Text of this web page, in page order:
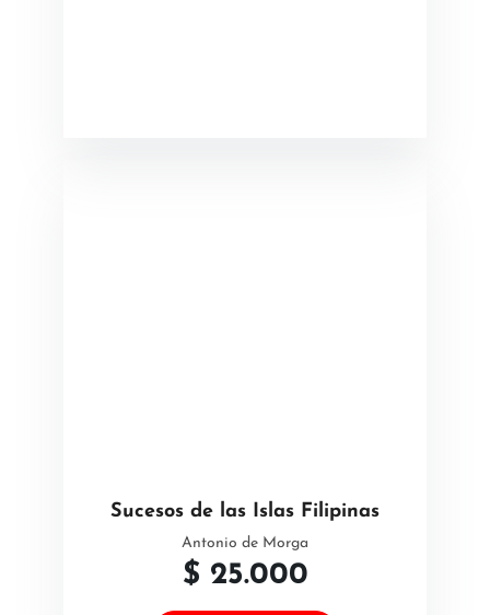
Sucesos de las Islas Filipinas
Antonio de Morga
$ 25.000